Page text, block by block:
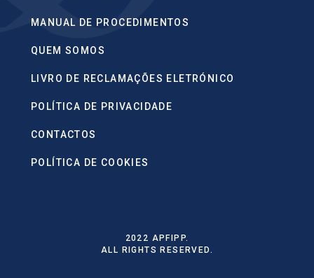
MANUAL DE PROCEDIMENTOS
QUEM SOMOS
LIVRO DE RECLAMAÇÕES ELETRÓNICO
POLÍTICA DE PRIVACIDADE
CONTACTOS
POLÍTICA DE COOKIES
2022 APFIPP.
ALL RIGHTS RESERVED.